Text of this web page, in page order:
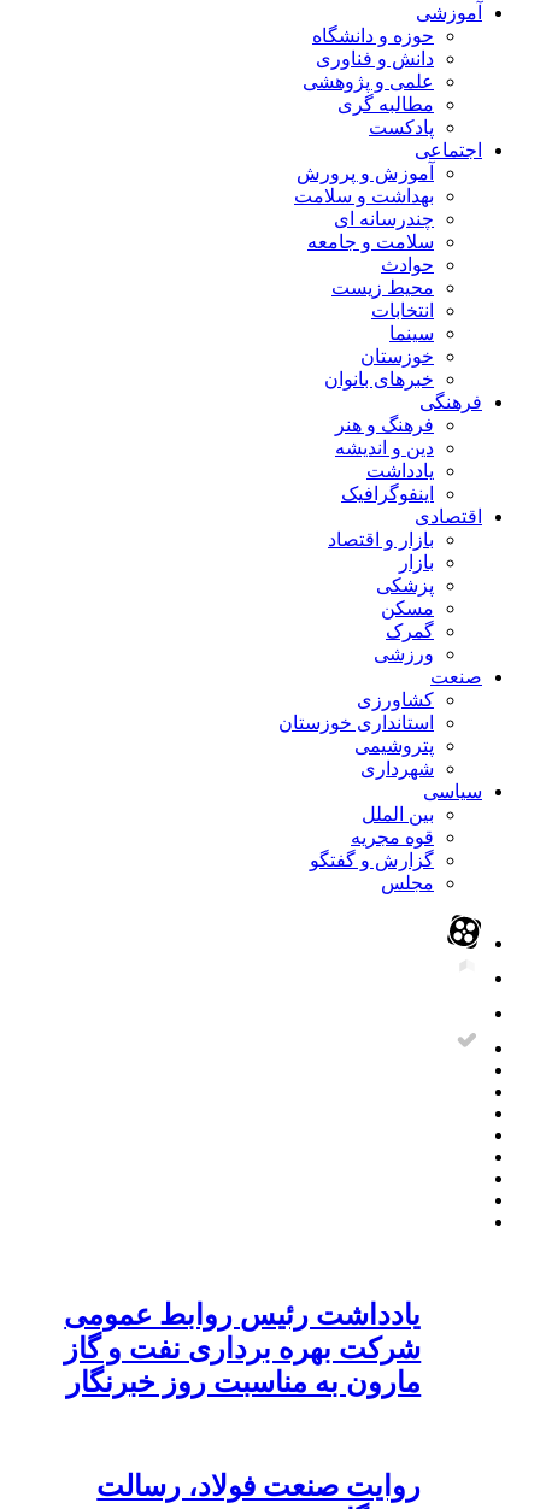
آموزشی
حوزه و دانشگاه
دانش و فناوری
علمی و پژوهشی
مطالبه گری
پادکست
اجتماعی
آموزش و پرورش
بهداشت و سلامت
چندرسانه ای
سلامت و جامعه
حوادث
محیط زیست
انتخابات
سینما
خوزستان
خبرهای بانوان
فرهنگی
فرهنگ و هنر
دین و اندیشه
یادداشت
اینفوگرافیک
اقتصادی
بازار و اقتصاد
بازار
پزشکی
مسکن
گمرک
ورزشی
صنعت
کشاورزی
استانداری خوزستان
پتروشیمی
شهرداری
سیاسی
بین الملل
قوه مجریه
گزارش و گفتگو
مجلس
یادداشت رئیس روابط عمومی
شرکت بهره برداری نفت و گاز
مارون به مناسبت روز خبرنگار
روایت صنعت فولاد،‌ رسالت